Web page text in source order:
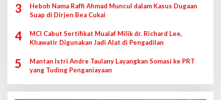
3
Heboh Nama Raffi Ahmad Muncul dalam Kasus Dugaan
Suap di Dirjen Bea Cukai
4
MCI Cabut Sertifikat Mualaf Milik dr. Richard Lee,
Khawatir Digunakan Jadi Alat di Pengadilan
5
Mantan Istri Andre Taulany Layangkan Somasi ke PRT
yang Tuding Penganiayaan